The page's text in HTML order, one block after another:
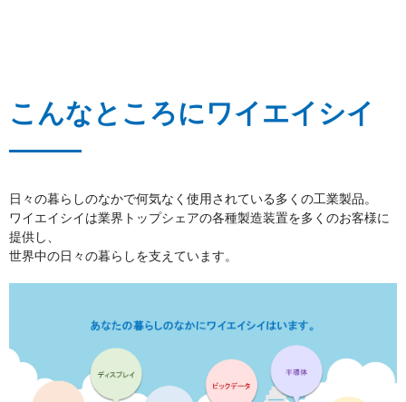
こんなところにワイエイシイ
日々の暮らしのなかで何気なく使用されている多くの工業製品。
ワイエイシイは業界トップシェアの各種製造装置を多くのお客様に
提供し、
世界中の日々の暮らしを支えています。
株式会社テクノオプティス